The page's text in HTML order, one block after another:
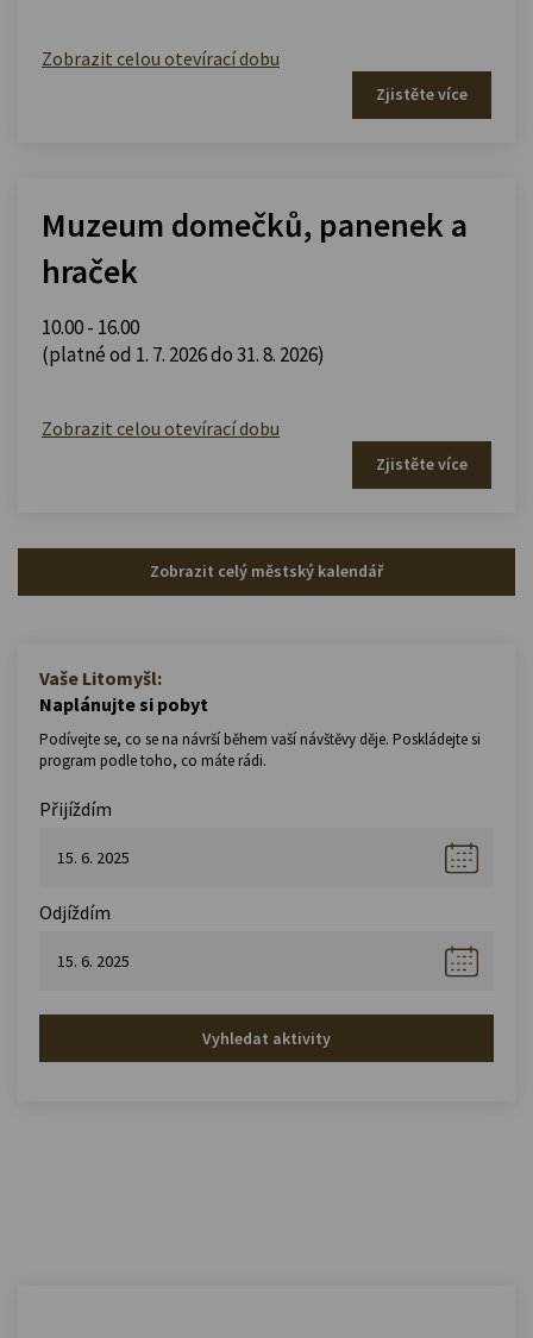
Zobrazit celou otevírací dobu
Zjistěte více
Muzeum domečků, panenek a
hraček
10.00 - 16.00
(platné od 1. 7. 2026 do 31. 8. 2026)
Zobrazit celou otevírací dobu
Zjistěte více
Zobrazit celý městský kalendář
Vaše Litomyšl:
Naplánujte si pobyt
Podívejte se, co se na návrší během vaší návštěvy děje. Poskládejte si
program podle toho, co máte rádi.
Přijíždím
Odjíždím
Vyhledat aktivity